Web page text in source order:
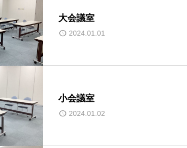
大会議室
2024.01.01
小会議室
2024.01.02